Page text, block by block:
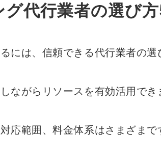
代行業者の選び
には、信頼できる代行業者の選
ながらリソースを有効活用でき
応範囲、料金体系はさまざまで